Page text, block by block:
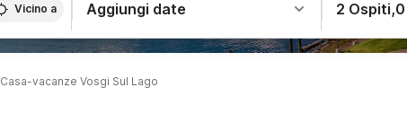
Vicino a Aggiungi date 2 Ospiti,
Casa-vacanze Vosgi Sul Lago